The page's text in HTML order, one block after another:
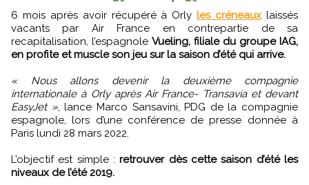
6 mois après avoir récupéré à Orlyles créneaux laissés
vacants par Air France en contrepartie de sa
recapitalisation, l’espagnole Vueling, filiale du groupe IAG,
en profite et muscle son jeu sur la saison d’été qui arrive.
« Nous allons devenir la deuxième compagnie
internationale à Orly après Air France- Transavia et devant
EasyJet », lance Marco Sansavini, PDG de la compagnie
espagnole, lors d’une conférence de presse donnée à
Paris lundi 28 mars 2022.
L’objectif est simple : retrouver dès cette saison d’été les
niveaux de l’été 2019.